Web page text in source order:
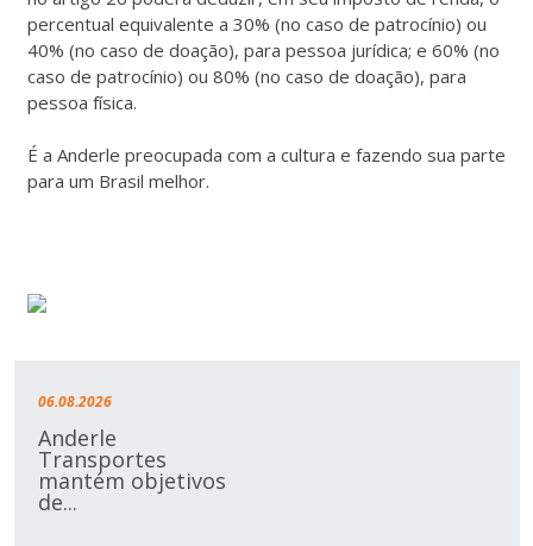
percentual equivalente a 30% (no caso de patrocínio) ou
40% (no caso de doação), para pessoa jurídica; e 60% (no
caso de patrocínio) ou 80% (no caso de doação), para
pessoa física.
É a Anderle preocupada com a cultura e fazendo sua parte
para um Brasil melhor.
06.08.2026
Anderle
Transportes
mantém objetivos
de...